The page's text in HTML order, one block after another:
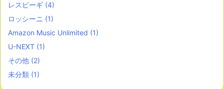
レスピーギ (4)
ロッシーニ (1)
Amazon Music Unlimited (1)
U-NEXT (1)
その他 (2)
未分類 (1)